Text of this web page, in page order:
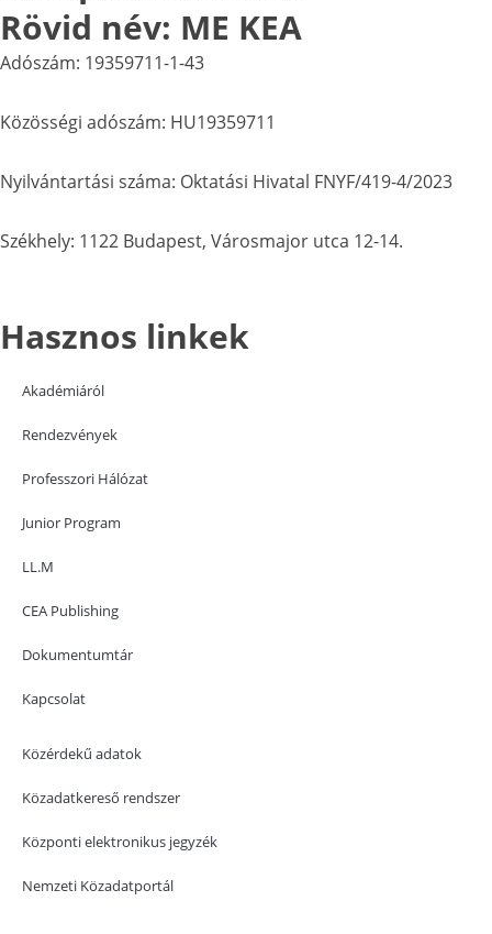
Rövid név: ME KEA
Adószám: 19359711-1-43
Közösségi adószám: HU19359711
Nyilvántartási száma: Oktatási Hivatal FNYF/419-4/2023
Székhely: 1122 Budapest, Városmajor utca 12-14.
Hasznos linkek
Akadémiáról
Rendezvények
Professzori Hálózat
Junior Program
LL.M
CEA Publishing
Dokumentumtár
Kapcsolat
Közérdekű adatok
Közadatkereső rendszer
Központi elektronikus jegyzék
Nemzeti Közadatportál